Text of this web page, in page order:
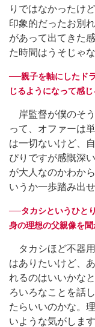
りではなかったけ
印象的だったお別
があって出てきた
た時間はうそじゃ
──親子を軸にしたド
じるようになって感
岸監督が僕のそ
って、オファーは
は一切ないけど、
ぴりですが感慨深
が大人なのかわか
いうか一歩踏み出
──タカシというひと
身の理想の父親像を聞
タカシほど不器用
はありたいけど、
れるのはいいかな
ろいろなことを話
たらいいのかな。
いような気がしま